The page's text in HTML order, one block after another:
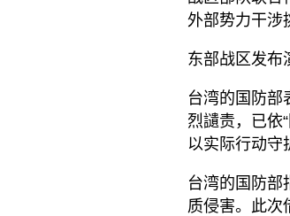
外部势力干涉
东部战区发布
台湾的国防部
烈讉责，已依
以实际行动守
台湾的国防部
质侵害。此次